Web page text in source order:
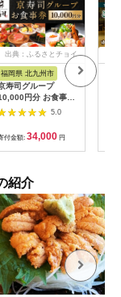
出典：ふるさとチョイ
福岡県 北九州市
寿司グループ
円分 お食事券
1000円×10枚 食事チ
ケット チケット 寿司
福岡県 北九州市
5.0
付金額: 34,000 円
紹介